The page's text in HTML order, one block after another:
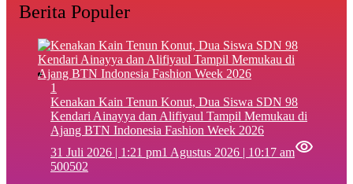
Berita Populer
1
‎Kenakan Kain Tenun Konut, Dua Siswa SDN 98
Kendari Ainayya dan Alifiyaul Tampil Memukau di
Ajang BTN Indonesia Fashion Week 2026
31 Juli 2026 | 1:21 pm1 Agustus 2026 | 10:17 am
500502